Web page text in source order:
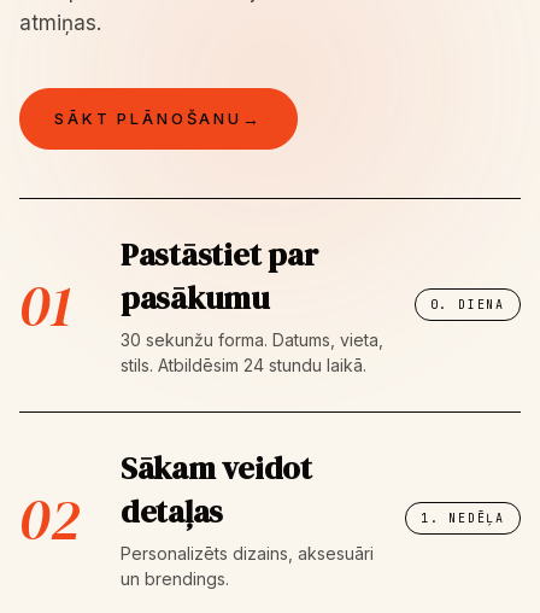
atmiņas.
SĀKT PLĀNOŠANU →
01
Pastāstiet par
pasākumu
30 sekunžu forma. Datums, vieta,
stils. Atbildēsim 24 stundu laikā.
0. DIENA
02
Sākam veidot
detaļas
Personalizēts dizains, aksesuāri
un brendings.
1. NEDĒĻA